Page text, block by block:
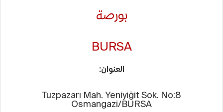
بورصة
BURSA
العنوان:
Tuzpazarı Mah. Yeniyiğit Sok. No:8
Osmangazi/BURSA